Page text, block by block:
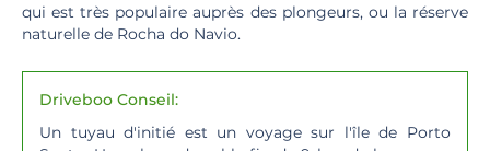
qui est très populaire auprès des plongeurs, ou la réserve
naturelle de Rocha do Navio.
Driveboo Conseil:
Un tuyau d'initié est un voyage sur l'île de Porto